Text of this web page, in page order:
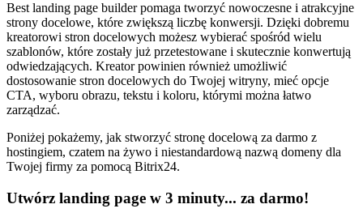
Best landing page builder pomaga tworzyć nowoczesne i atrakcyjne
strony docelowe, które zwiększą liczbę konwersji. Dzięki dobremu
kreatorowi stron docelowych możesz wybierać spośród wielu
szablonów, które zostały już przetestowane i skutecznie konwertują
odwiedzających. Kreator powinien również umożliwić
dostosowanie stron docelowych do Twojej witryny, mieć opcje
CTA, wyboru obrazu, tekstu i koloru, którymi można łatwo
zarządzać.
Poniżej pokażemy, jak stworzyć stronę docelową za darmo z
hostingiem, czatem na żywo i niestandardową nazwą domeny dla
Twojej firmy za pomocą Bitrix24.
Utwórz landing page w 3 minuty... za darmo!